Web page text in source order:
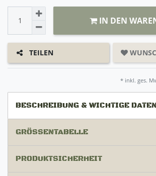
IN DEN
TEILEN
* inkl. ges.
BESCHREIBUNG & WICHTIGE
GRÖSSENTABELLE
PRODUKTSICHERHEIT